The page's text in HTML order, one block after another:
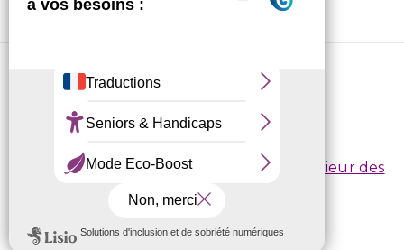
Conditions d’inscription/
Règlement intérieur des
centres